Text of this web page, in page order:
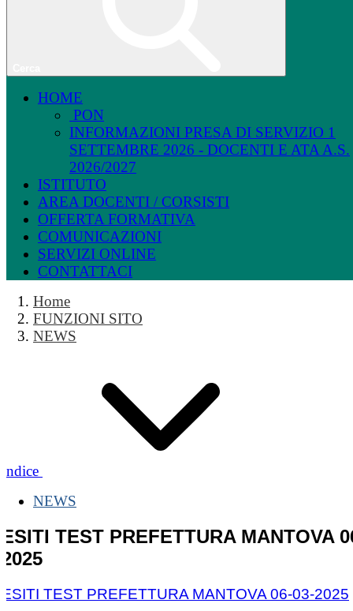
HOME
PON
INFORMAZIONI PRESA DI SERVIZIO 1
SETTEMBRE 2026 - DOCENTI E ATA A.S.
2026/2027
ISTITUTO
AREA DOCENTI / CORSISTI
OFFERTA FORMATIVA
COMUNICAZIONI
SERVIZI ONLINE
CONTATTACI
Home
FUNZIONI SITO
NEWS
Indice
NEWS
ESITI TEST PREFETTURA MANTOVA
2025
ESITI TEST PREFETTURA MANTOVA 06-03-2025